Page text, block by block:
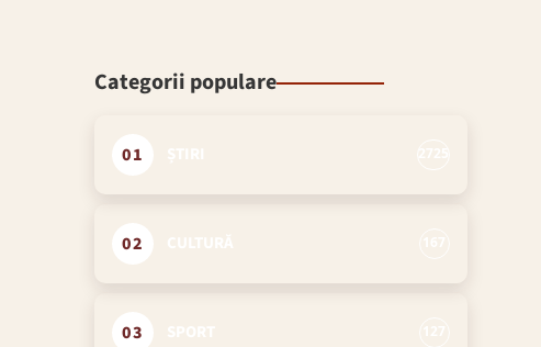
Categorii populare
01
02
03